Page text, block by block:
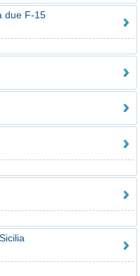
due F-15